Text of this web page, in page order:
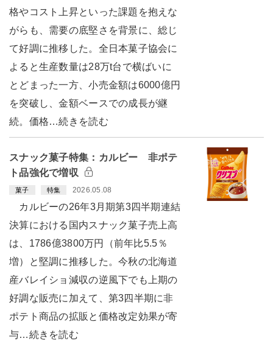
格やコスト上昇といった課題を抱えな
がらも、需要の底堅さを背景に、総じ
て好調に推移した。全日本菓子協会に
よると生産数量は28万t台で横ばいに
とどまった一方、小売金額は6000億円
を突破し、金額ベースでの成長が継
続。価格…続きを読む
スナック菓子特集：カルビー 非ポテ
ト品強化で増収
菓子 特集 2026.05.08
カルビーの26年3月期第3四半期連結
決算における国内スナック菓子売上高
は、1786億3800万円（前年比5.5％
増）と堅調に推移した。今秋の北海道
産バレイショ減収の逆風下でも上期の
好調な販売に加えて、第3四半期に非
ポテト商品の拡販と価格改定効果が寄
与…続きを読む